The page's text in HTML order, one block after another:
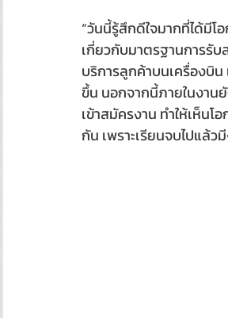
“วันนี้รู้สึกดีใจมากที่ได้มีโ
เกี่ยวกับมาตรฐานการรั
บริการลูกค้าบนเครื่องบิน
ขึ้น นอกจากนี้ภายในงาน
เข้าสมัครงาน ทำให้เห็น
กัน เพราะเรียนจบไปแล้